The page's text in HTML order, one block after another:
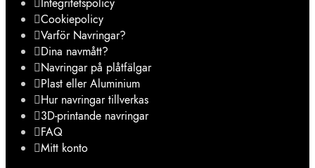
Cookiepolicy
Varför Navringar?
Dina navmått?
Navringar på plåtfälgar
Plast eller Aluminium
Hur navringar tillverkas
3D-printande navringar
FAQ
Mitt konto